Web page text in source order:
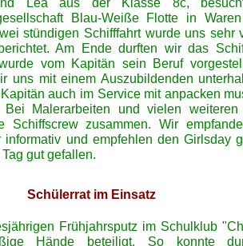
Blau-Weiße Flotte in
stündigen Schifffahrt wurde uns sehr
Am Ende durften wir das
vom Kapitän sein Beruf
uns mit einem Auszubildenden
auch im Service mit anpacken
Malerarbeiten und vielen weiteren
Schiffscrew zusammen. Wir
informativ und empfehlen den Girlsday
gut gefallen.
Schülerrat im Einsatz
Frühjahrsputz im Schulklub
Hände beteiligt. So konnte